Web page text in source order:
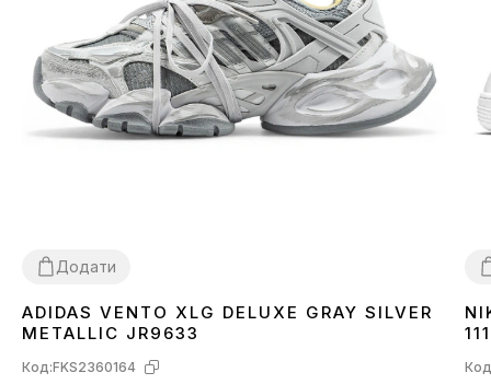
Додати
36 3738 39 4041
ADIDAS VENTO XLG DELUXE GRAY SILVER
METALLIC JR9633
Код:FKS2360164
111